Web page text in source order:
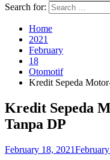
Search for:
Home
2021
February
18
Otomotif
Kredit Sepeda
Kredit Sepeda
Tanpa DP
February 18, 2021